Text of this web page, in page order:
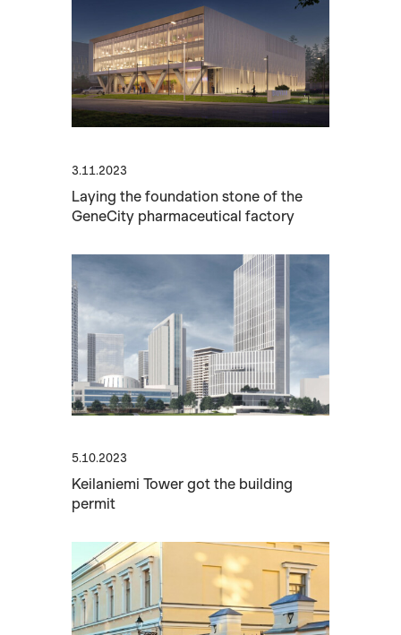
3.11.2023
Laying the foundation stone of the
GeneCity pharmaceutical factory
5.10.2023
Keilaniemi Tower got the building
permit